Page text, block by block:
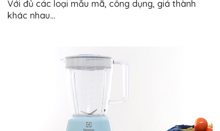
Với đủ các loại mẫu mã, công dụng, giá thành
khác nhau…